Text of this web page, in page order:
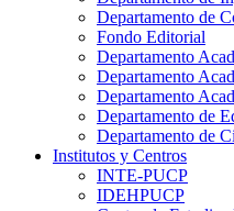
Departamento de
Fondo Editorial
Departamento
Departamento
Departamento
Departamento de
Departamento de
Institutos y Centros
INTE-PUCP
IDEHPUCP